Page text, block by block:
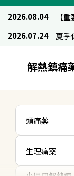
2026.08.04
2026.07.24
解熱鎮痛
頭痛薬
生理痛薬